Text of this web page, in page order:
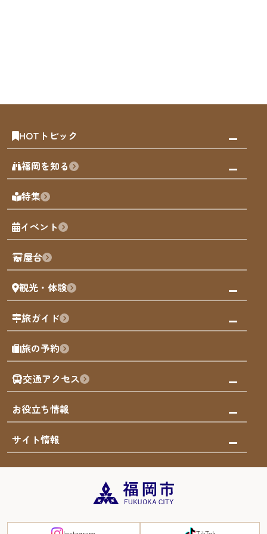
HOTトピック
みんなの旅行記
天神エリア
博多旧市街
福岡城
歴史・文化
福岡を知る
福岡の見どころ
福岡の魅力
観光カレンダー
観光PR動画
まち歩き
福岡グルメ
福岡を楽しむ
福岡のアート
福岡のナイトタイム
福岡の歴史・文化
サステナブルツーリズム
福岡検定
よかなび音声ガイド
特集
イベント
屋台
観光・体験
観る・遊ぶ
屋台
買う
体験
泊まる
旅ガイド
モデルコース
AIおまかせコース
オリジナルプラン
みんなの旅行記
旅の予約
交通アクセス
市内交通ガイド
お得なチケット
お役立ち情報
お知らせ
災害情報
サイト情報
まち歩き・体験プログラム掲載申込